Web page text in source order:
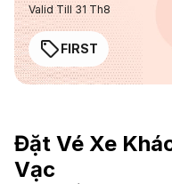
Valid Till 31 Th8
FIRST
Đặt Vé Xe
Vạc